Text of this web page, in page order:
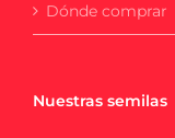
Dónde comprar
Nuestras semilas